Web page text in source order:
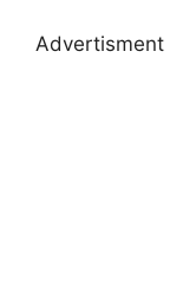
Advertisment